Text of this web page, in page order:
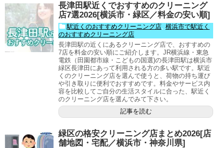
長津田駅近くでおすすめのクリーニング
店7選2026[横浜市・緑区／料金の安い順]
駅近くのおすすめクリーニング店, 横浜市で駅近く
のおすすめクリーニング店
長津田駅の近くにあるクリーニング店で、おすすめの
7店を料金の安い順にご紹介します。JR横浜線・東急
電鉄（田園都市線・こどもの国選)の長津田駅は横浜市
緑区長津田にあって利用される方の多い駅です。駅近
くのクリーニング店を選んで使うと、荷物の持ち運び
や引き取りに便利でおすすめです。料金やサービス内
容を比較してご自分の生活スタイルに合った、駅近く
のクリーニング店を選んでみて下さい。
記事を読む
緑区の格安クリーニング店まとめ2026[店
舗地図・宅配／横浜市・神奈川県]